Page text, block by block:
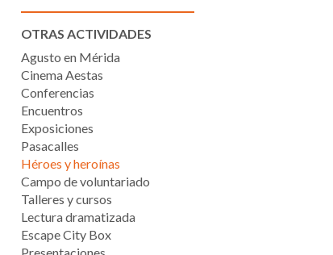
OTRAS ACTIVIDADES
Agusto en Mérida
Cinema Aestas
Conferencias
Encuentros
Exposiciones
Pasacalles
Héroes y heroínas
Campo de voluntariado
Talleres y cursos
Lectura dramatizada
Escape City Box
Presentaciones